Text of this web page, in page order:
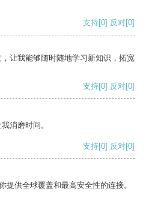
支持[0] 反对[0]
让我能够随时随地学习新知识，拓宽
支持[0] 反对[0]
消磨时间。
支持[0] 反对[0]
提供全球覆盖和最高安全性的连接。